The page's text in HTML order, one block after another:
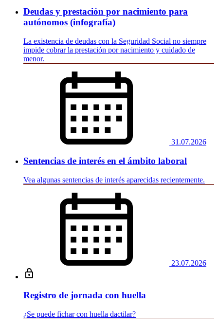
Deudas y prestación por nacimiento para
autónomos (infografía)
La existencia de deudas con la Seguridad Social no siempre
impide cobrar la prestación por nacimiento y cuidado de
menor.
31.07.2026
Sentencias de interés en el ámbito laboral
Vea algunas sentencias de interés aparecidas recientemente.
23.07.2026
Registro de jornada con huella
¿Se puede fichar con huella dactilar?